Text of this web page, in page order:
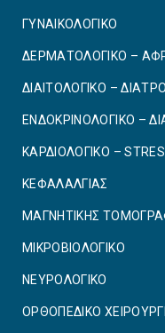
ΓΥΝΑΙΚΟΛΟΓΙΚΟ
ΔΕΡΜΑΤΟΛΟΓΙΚΟ –
ΔΙΑΙΤΟΛΟΓΙΚΟ –
ΕΝΔΟΚΡΙΝΟΛΟΓΙΚΟ –
ΚΑΡΔΙΟΛΟΓΙΚΟ –
ΚΕΦΑΛΑΛΓΙΑΣ
ΜΑΓΝΗΤΙΚΗΣ
ΜΙΚΡΟΒΙΟΛΟΓΙΚΟ
ΝΕΥΡΟΛΟΓΙΚΟ
ΟΡΘΟΠΕΔΙΚΟ